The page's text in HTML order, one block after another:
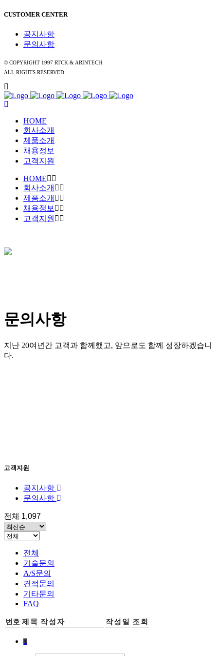
CUSTOMER CENTER
공지사항
문의사항
© COPYRIGHT 1997 RTCK & ARINTECH.
ALL RIGHTS RESERVED.
HOME
회사소개
제품소개
채용정보
고객지원
HOME
회사소개
제품소개
채용정보
고객지원
문의사항
지난 20여년간 고객과 함께했고, 앞으로도 함께 성장하겠습니
다.
고객지원
공지사항
문의사항
전체 1,097
전체
기술문의
A/S문의
견적문의
기타문의
FAQ
번호 제목 작성자 작성일 조회
1